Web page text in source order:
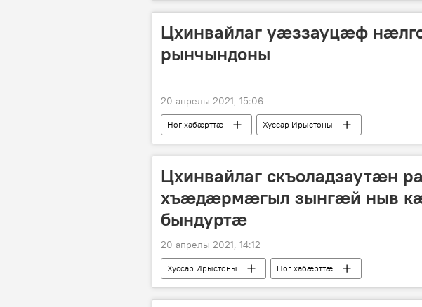
Цхинвайлаг уæззауцæф
рынчындоны
20 апрелы 2021, 15:06
Ног хабӕрттӕ Хуссар Ирыстоны
Цхинвайлаг скъоладзаутӕн
хъӕдӕрмӕгыл зынгӕй ныв
бындуртӕ
20 апрелы 2021, 14:12
Хуссар Ирыстоны Ног хабӕрттӕ